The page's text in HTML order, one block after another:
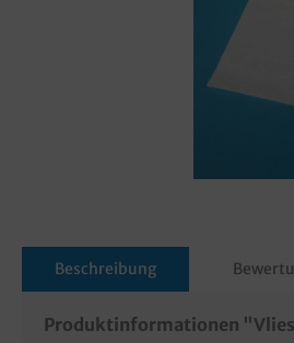
Beschreibung
Produktinformationen